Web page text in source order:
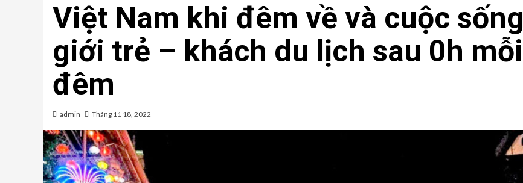
Việt Nam khi đêm về và cuộc sống
giới trẻ – khách du lịch sau 0h mỗi
đêm
admin Tháng 11 18, 2022